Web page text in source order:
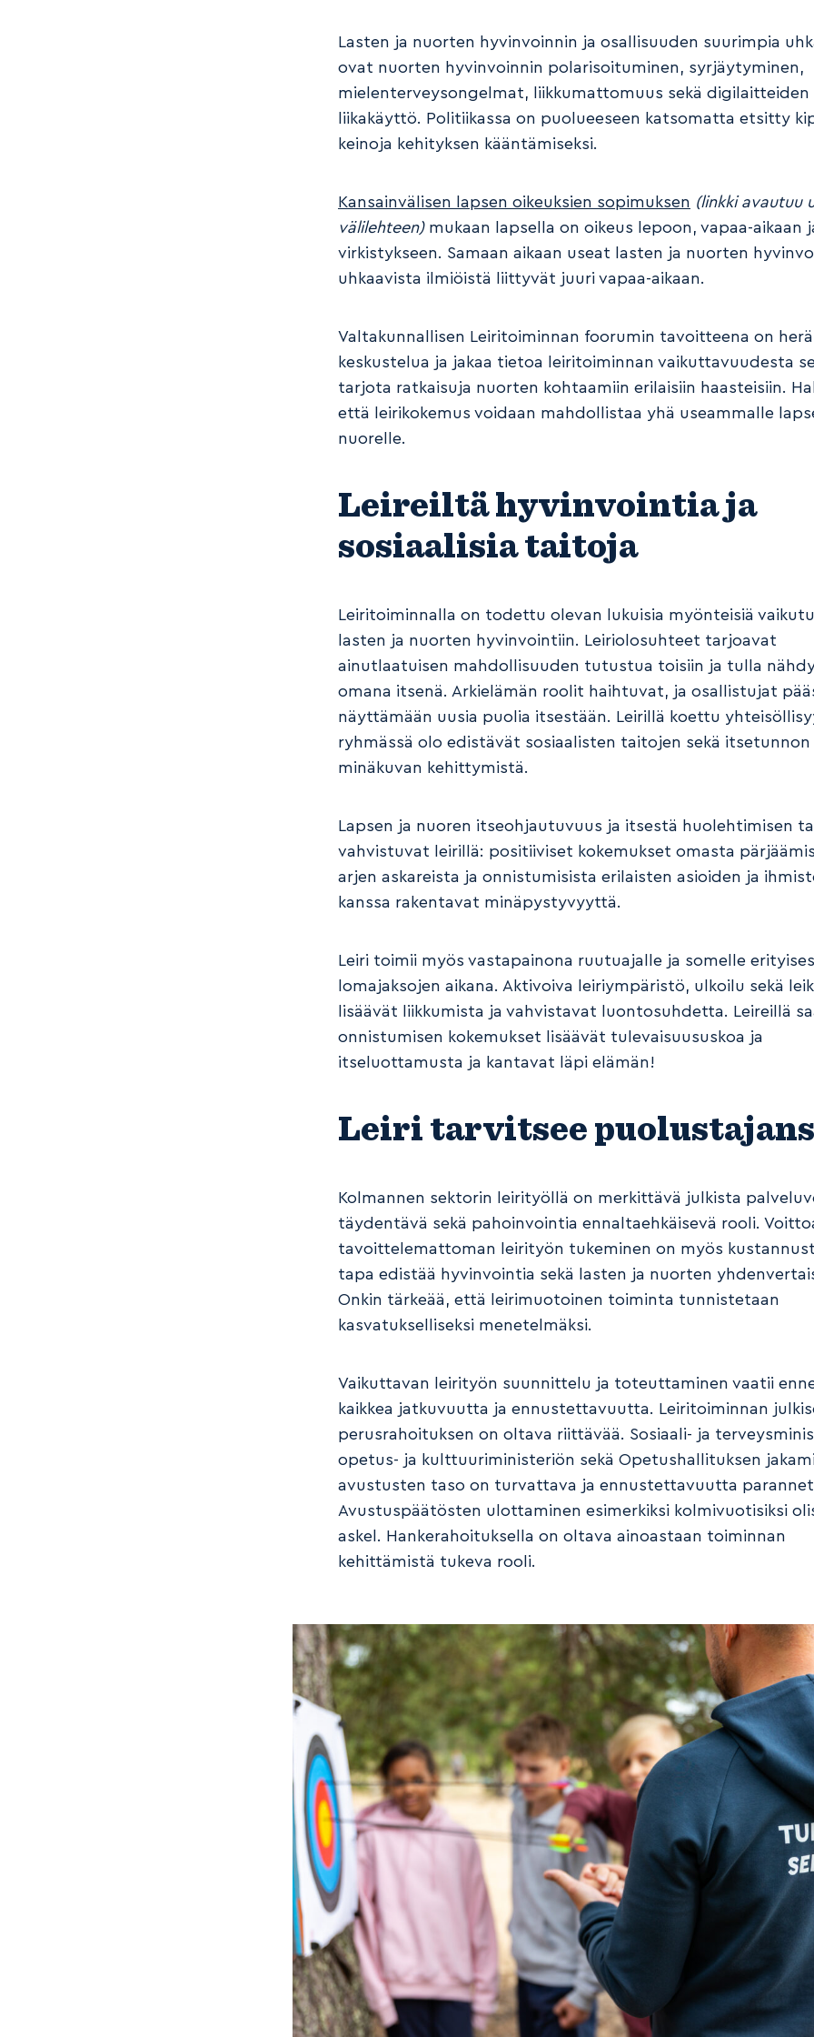
Lasten ja nuorten hyvinvoinnin ja osallisuuden suurimpia
ovat nuorten hyvinvoinnin polarisoituminen, syrjäytyminen,
mielenterveysongelmat, liikkumattomuus sekä digilaitteiden
liikakäyttö. Politiikassa on puolueeseen katsomatta etsitty
keinoja kehityksen kääntämiseksi.
Kansainvälisen lapsen oikeuksien sopimuksen (linkki avautuu
välilehteen) mukaan lapsella on oikeus lepoon, vapaa-aikaan
virkistykseen. Samaan aikaan useat lasten ja nuorten
uhkaavista ilmiöistä liittyvät juuri vapaa-aikaan.
Valtakunnallisen Leiritoiminnan foorumin tavoitteena on
keskustelua ja jakaa tietoa leiritoiminnan vaikuttavuudesta
tarjota ratkaisuja nuorten kohtaamiin erilaisiin haasteisiin.
että leirikokemus voidaan mahdollistaa yhä useammalle
nuorelle.
Leireiltä hyvinvointia ja
sosiaalisia taitoja
Leiritoiminnalla on todettu olevan lukuisia myönteisiä
lasten ja nuorten hyvinvointiin. Leiriolosuhteet tarjoavat
ainutlaatuisen mahdollisuuden tutustua toisiin ja tulla
omana itsenä. Arkielämän roolit haihtuvat, ja osallistujat
näyttämään uusia puolia itsestään. Leirillä koettu
ryhmässä olo edistävät sosiaalisten taitojen sekä itsetunnon
minäkuvan kehittymistä.
Lapsen ja nuoren itseohjautuvuus ja itsestä huolehtimisen
vahvistuvat leirillä: positiiviset kokemukset omasta
arjen askareista ja onnistumisista erilaisten asioiden ja
kanssa rakentavat minäpystyvyyttä.
Leiri toimii myös vastapainona ruutuajalle ja somelle
lomajaksojen aikana. Aktivoiva leiriympäristö, ulkoilu sekä
lisäävät liikkumista ja vahvistavat luontosuhdetta. Leireillä
onnistumisen kokemukset lisäävät tulevaisuususkoa ja
itseluottamusta ja kantavat läpi elämän!
Leiri tarvitsee
Kolmannen sektorin leirityöllä on merkittävä julkista
täydentävä sekä pahoinvointia ennaltaehkäisevä rooli.
tavoittelemattoman leirityön tukeminen on myös
tapa edistää hyvinvointia sekä lasten ja nuorten
Onkin tärkeää, että leirimuotoinen toiminta tunnistetaan
kasvatukselliseksi menetelmäksi.
Vaikuttavan leirityön suunnittelu ja toteuttaminen vaatii
kaikkea jatkuvuutta ja ennustettavuutta. Leiritoiminnan
perusrahoituksen on oltava riittävää. Sosiaali- ja
opetus- ja kulttuuriministeriön sekä Opetushallituksen
avustusten taso on turvattava ja ennustettavuutta
Avustuspäätösten ulottaminen esimerkiksi kolmivuotisiksi
askel. Hankerahoituksella on oltava ainoastaan toiminnan
kehittämistä tukeva rooli.